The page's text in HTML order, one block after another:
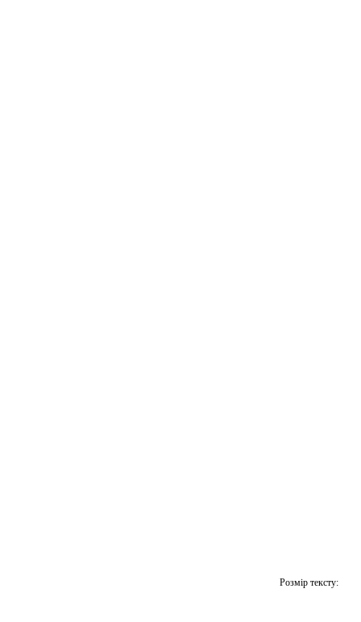
Розмір тексту: